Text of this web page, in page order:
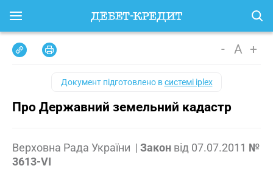
- A +
Документ підготовлено всистемі iplex
Про Державний земельний кадастр
Верховна Рада України | Закон від 07.07.2011 №
3613-VI